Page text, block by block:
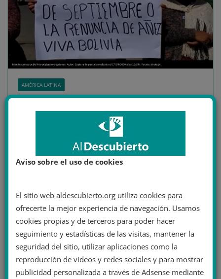
AMÉRICA LATINA
bolivia,elecciones,evo morales,jeanine añez,manifestaciones
Bolivia continúa luchando a
pesar del coronavirus
Leer más
Aviso sobre el uso de cookies
El sitio web aldescubierto.org utiliza cookies para
ofrecerte la mejor experiencia de navegación. Usamos
cookies propias y de terceros para poder hacer
seguimiento y estadísticas de las visitas, mantener la
seguridad del sitio, utilizar aplicaciones como la
reproducción de vídeos y redes sociales y para mostrar
publicidad personalizada a través de Adsense mediante